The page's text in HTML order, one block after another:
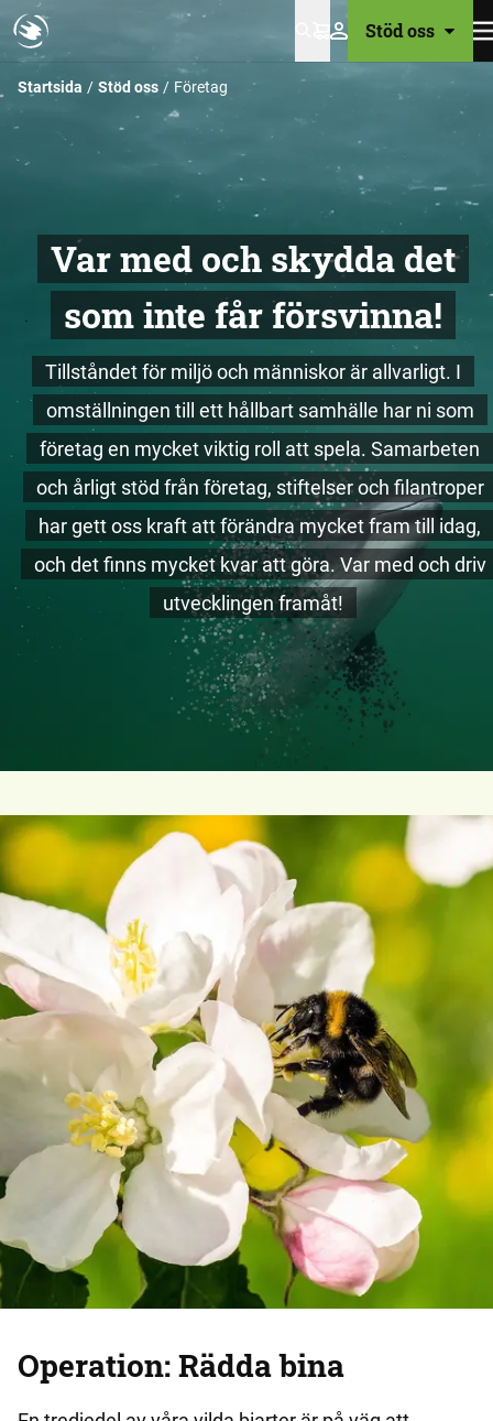
VarukorgStöd oss
Startsida Stöd oss Företag
Var med och skydda det
som inte får försvinna!
Tillståndet för miljö och människor är allvarligt. I
omställningen till ett hållbart samhälle har ni som
företag en mycket viktig roll att spela. Samarbeten
och årligt stöd från företag, stiftelser och filantroper
har gett oss kraft att förändra mycket fram till idag,
och det finns mycket kvar att göra. Var med och driv
utvecklingen framåt!
Operation: Rädda bina